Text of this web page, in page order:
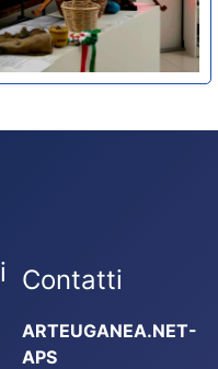
Contatti
ARTEUGANEA.NET-
APS